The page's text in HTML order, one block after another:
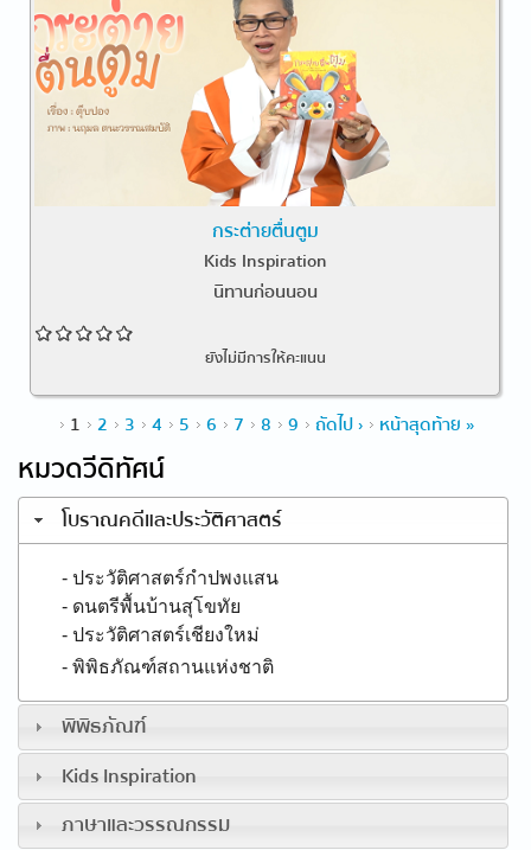
กระต่ายตื่นตูม
Kids Inspiration
นิทานก่อนนอน
ยังไม่มีการให้คะแนน
หน้า 1 2 3 4 5 6 7 8 9 ถัดไป › หน้าสุดท้าย »
หมวดวีดิทัศน์
โบราณคดีและประวัติศาสตร์
- ประวัติศาสตร์กำปพงแสน
- ดนตรีพื้นบ้านสุโขทัย
- ประวัติศาสตร์เชียงใหม่
- พิพิธภัณฑ์สถานแห่งชาติ
พิพิธภัณฑ์
Kids Inspiration
ภาษาและวรรณกรรม